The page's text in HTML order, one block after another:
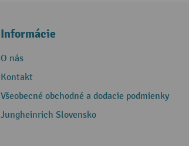
Informácie
O nás
Kontakt
Všeobecné obchodné a dodacie podmienky
Jungheinrich Slovensko